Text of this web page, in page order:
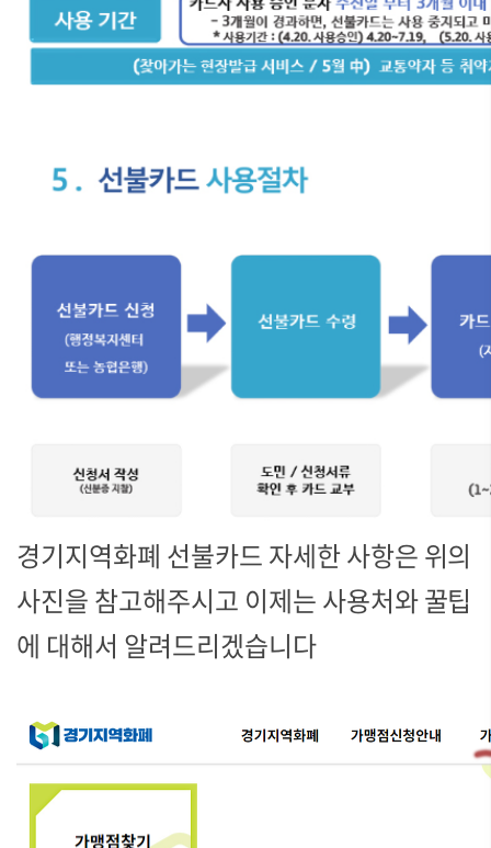
경기지역화폐 선불카드 자세한 사항은 위의
사진을 참고해주시고 이제는 사용처와 꿀팁
에 대해서 알려드리겠습니다